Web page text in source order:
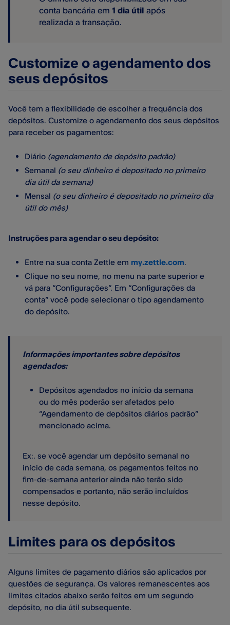
conta bancária em 1 dia útil após
realizada a transação.
Customize o agendamento dos
seus depósitos
Você tem a flexibilidade de escolher a frequência dos
depósitos. Customize o agendamento dos seus depósitos
para receber os pagamentos:
Diário (agendamento de depósito padrão)
Semanal (o seu dinheiro é depositado no primeiro
dia útil da semana)
Mensal (o seu dinheiro é depositado no primeiro dia
útil do mês)
Instruções para agendar o seu depósito:
Entre na sua conta Zettle em my.zettle.com.
Clique no seu nome, no menu na parte superior e
vá para “Configurações”. Em “Configurações da
conta” você pode selecionar o tipo agendamento
do depósito.
Informações importantes sobre depósitos
agendados:
Depósitos agendados no início da semana
ou do mês poderão ser afetados pelo
“Agendamento de depósitos diários padrão”
mencionado acima.
Ex:. se você agendar um depósito semanal no
início de cada semana, os pagamentos feitos no
fim-de-semana anterior ainda não terão sido
compensados e portanto, não serão incluídos
nesse depósito.
Limites para os depósitos
Alguns limites de pagamento diários são aplicados por
questões de segurança. Os valores remanescentes aos
limites citados abaixo serão feitos em um segundo
depósito, no dia útil subsequente.